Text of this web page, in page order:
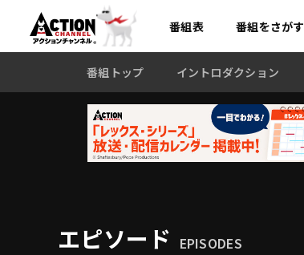
番組表 番組をさがす
番組トップ イントロダクション
エピソード EPISODES